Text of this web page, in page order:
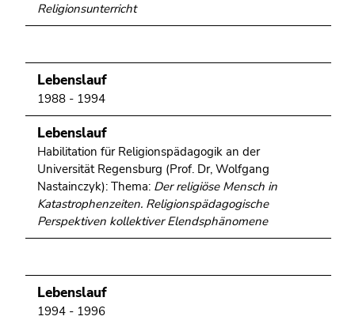
Zu
(Benutzer/Sprache)
(Zugriffstaste
Zur
Suche
(Zugriffstaste
Religionsunterricht
Lebenslauf
1988 - 1994
Lebenslauf
Habilitation für Religionspädagogik an der
Universität Regensburg (Prof. Dr, Wolfgang
Nastainczyk): Thema: Der religiöse Mensch in
Katastrophenzeiten. Religionspädagogische
Perspektiven kollektiver Elendsphänomene
Lebenslauf
1994 - 1996